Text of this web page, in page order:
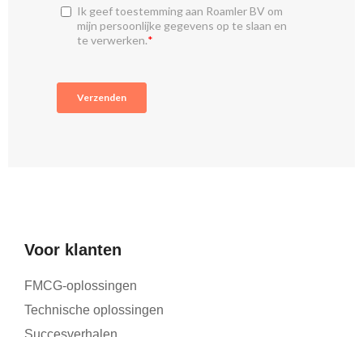
Voor klanten
FMCG-oplossingen
Technische oplossingen
Succesverhalen